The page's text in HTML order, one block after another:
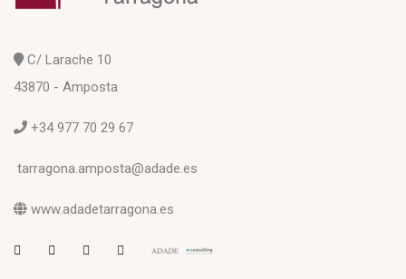
C/ Larache 10
43870 - Amposta
+34 977 70 29 67
tarragona.amposta@adade.es
www.adadetarragona.es